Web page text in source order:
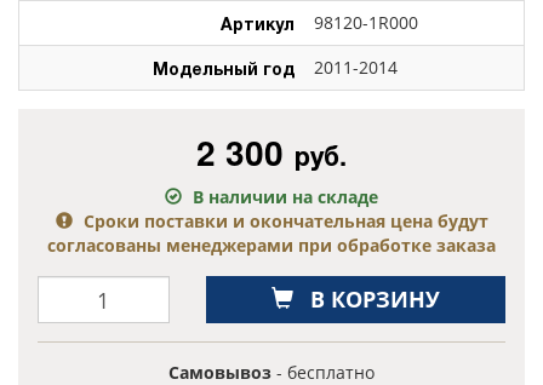
Артикул 98120-1R000
Модельный год 2011-2014
2 300 руб.
В наличии на складе
Сроки поставки и окончательная цена будут
согласованы менеджерами при обработке заказа
В КОРЗИНУ
Самовывоз - бесплатно